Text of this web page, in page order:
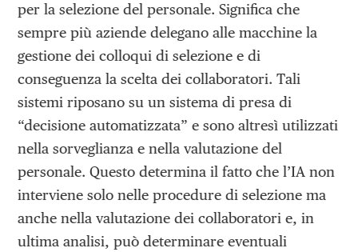
per la selezione del personale. Significa che
sempre più aziende delegano alle macchine la
gestione dei colloqui di selezione e di
conseguenza la scelta dei collaboratori. Tali
sistemi riposano su un sistema di presa di
“decisione automatizzata” e sono altresì utilizzati
nella sorveglianza e nella valutazione del
personale. Questo determina il fatto che l’IA non
interviene solo nelle procedure di selezione ma
anche nella valutazione dei collaboratori e, in
ultima analisi, può determinare eventuali